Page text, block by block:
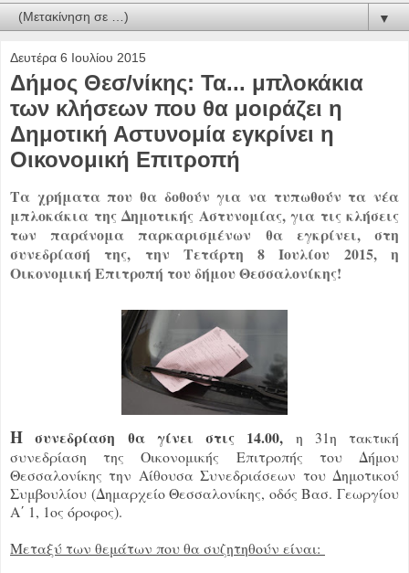
▼
Δευτέρα 6 Ιουλίου 2015
Δήμος Θεσ/νίκης: Τα... μπλοκάκια
των κλήσεων που θα μοιράζει η
Δημοτική Αστυνομία εγκρίνει η
Οικονομική Επιτροπή
Τα χρήματα που θα δοθούν για να τυπωθούν τα νέα
μπλοκάκια της Δημοτικής Αστυνομίας, για τις κλήσεις
των παράνομα παρκαρισμένων θα εγκρίνει, στη
συνεδρίασή της, την Τετάρτη 8 Ιουλίου 2015, η
Οικονομική Επιτροπή του δήμου Θεσσαλονίκης!
Η συνεδρίαση θα γίνει στις 14.00, η 31η τακτική
συνεδρίαση της Οικονομικής Επιτροπής του Δήμου
Θεσσαλονίκης την Αίθουσα Συνεδριάσεων του Δημοτικού
Συμβουλίου (Δημαρχείο Θεσσαλονίκης, οδός Βασ. Γεωργίου
Α΄ 1, 1ος όροφος).
Μεταξύ των θεμάτων που θα συζητηθούν είναι: